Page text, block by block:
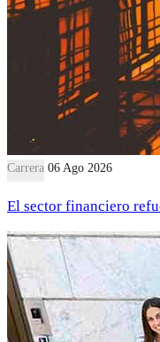
Carrera 06 Ago 2026
El sector financiero